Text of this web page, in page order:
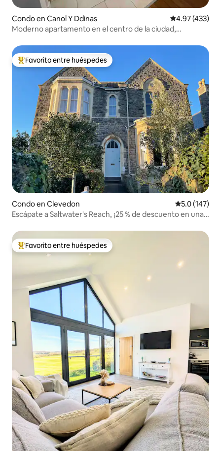
Condo en Canol Y Ddinas Calificación
4.97 (433)
Moderno apartamento en el centro de la ciudad,
Favorito entre huéspedes preferido
Favorito entre huéspedes
Condo en Clevedon Calificación
5.0 (147)
Escápate a Saltwater's Reach, ¡25 % de descuento en una
Favorito entre huéspedes preferido
Favorito entre huéspedes